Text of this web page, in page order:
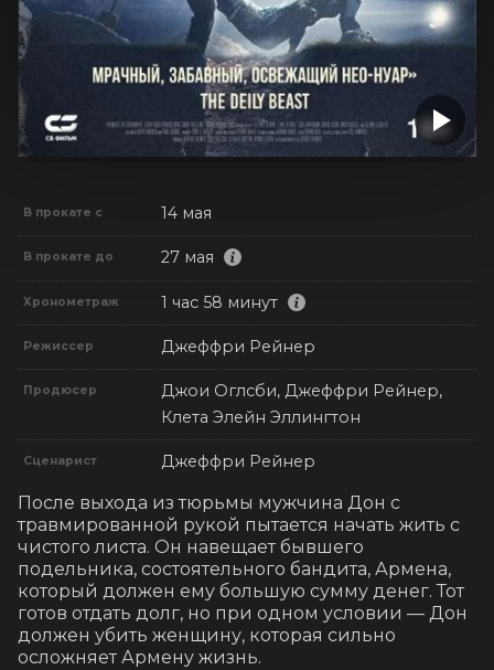
В прокате с 14 мая
В прокате до 27 мая
Хронометраж 1 час 58 минут
Режиссер Джеффри Рейнер
Продюсер
Джои Оглсби, Джеффри Рейнер,
Клета Элейн Эллингтон
Сценарист Джеффри Рейнер
После выхода из тюрьмы мужчина Дон с
травмированной рукой пытается начать жить с
чистого листа. Он навещает бывшего
подельника, состоятельного бандита, Армена,
который должен ему большую сумму денег. Тот
готов отдать долг, но при одном условии — Дон
должен убить женщину, которая сильно
осложняет Армену жизнь.